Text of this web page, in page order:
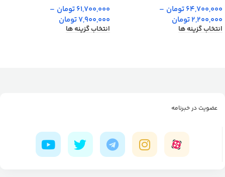
64,700,000تومان –
2,200,000تومان
انتخاب گزینه ها
61,700,000تومان –
7,900,000تومان
انتخاب گزینه ها
عضویت در خبرنامه